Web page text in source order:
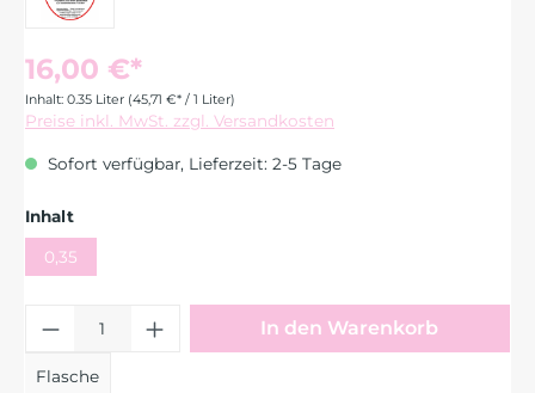
16,00 €*
Inhalt: 0.35 Liter (45,71 €* / 1 Liter)
Preise inkl. MwSt. zzgl. Versandkosten
Sofort verfügbar, Lieferzeit: 2-5 Tage
Inhaltauswählen
0,35
Produkt Anzahl: Gib den
Flasche
In den Warenkorb